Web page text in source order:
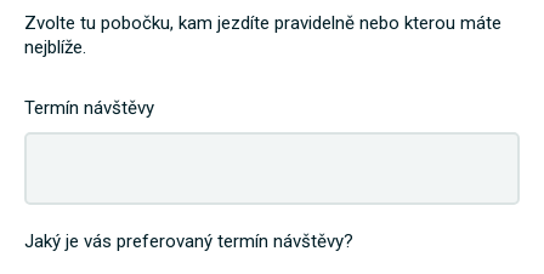
Zvolte tu pobočku, kam jezdíte pravidelně nebo kterou máte
nejblíže.
Termín návštěvy
Jaký je vás preferovaný termín návštěvy?